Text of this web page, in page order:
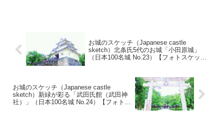
お城のスケッチ（Japanese castle
sketch）北条氏5代のお城「小田原城」
（日本100名城 No.23）【フォトスケッチ
お城のスケッチ（Japanese castle
sketch）新緑が彩る「武田氏館（武田神
社）」（日本100名城 No.24）【フォトス